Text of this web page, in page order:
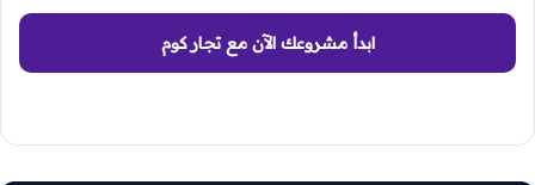
ابدأ مشروعك الآن مع تجار كوم